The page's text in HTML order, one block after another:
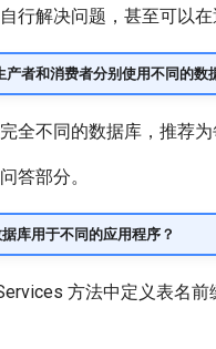
行解决问题，甚至可以
产者和消费者分别使用不同的数
全不同的数据库，推荐为
答部分。
库用于不同的应用程序？
方法中定义表名前